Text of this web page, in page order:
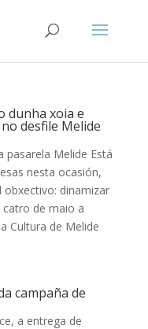
dunha xoia e
desfile Melide
pasarela Melide Está
nesta ocasión,
obxectivo: dinamizar
catro de maio a
Cultura de Melide
campaña de
a entrega de